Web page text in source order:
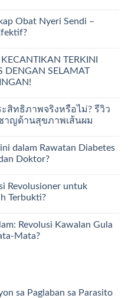
Obat Nyeri Sendi –
TERKINI
DENGAN SELAMAT
ะสิทธิภาพจริงหรือไม่? รีวิว
าญด้านสุขภาพเส้นผม
dalam Rawatan Diabetes
Doktor?
Revolusioner untuk
Terbukti?
Revolusi Kawalan Gula
Mata?
sa Paglaban sa Parasito